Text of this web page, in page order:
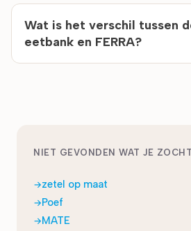
Wat is het verschil tussen
eetbank en FERRA?
NIET GEVONDEN WAT JE
zetel op maat
Poef
MATE